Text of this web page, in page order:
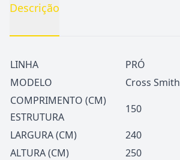
Descrição
LINHA
PRÓ
MODELO
Cross Smith
COMPRIMENTO (CM)
ESTRUTURA
150
LARGURA (CM)
240
ALTURA (CM)
250